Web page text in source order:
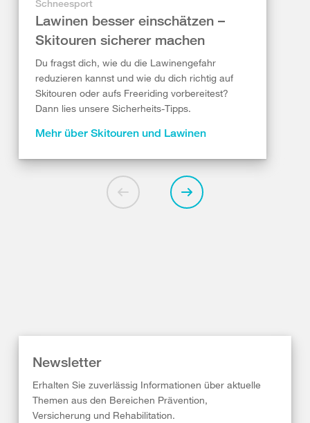
Schneesport
Lawinen besser einschätzen –
Skitouren sicherer machen
Du fragst dich, wie du die Lawinengefahr
reduzieren kannst und wie du dich richtig auf
Skitouren oder aufs Freeriding vorbereitest?
Dann lies unsere Sicherheits-Tipps.
Mehr über Skitouren und Lawinen
Newsletter
Erhalten Sie zuverlässig Informationen über aktuelle
Themen aus den Bereichen Prävention,
Versicherung und Rehabilitation.